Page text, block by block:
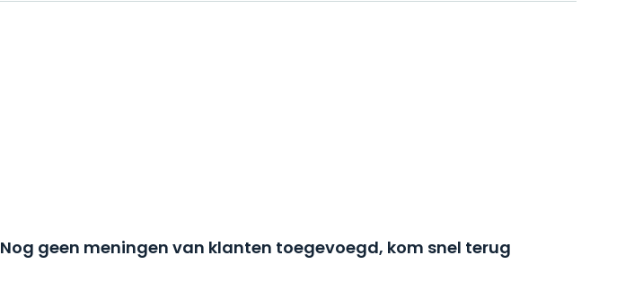
Nog geen meningen van klanten toegevoegd, kom snel terug